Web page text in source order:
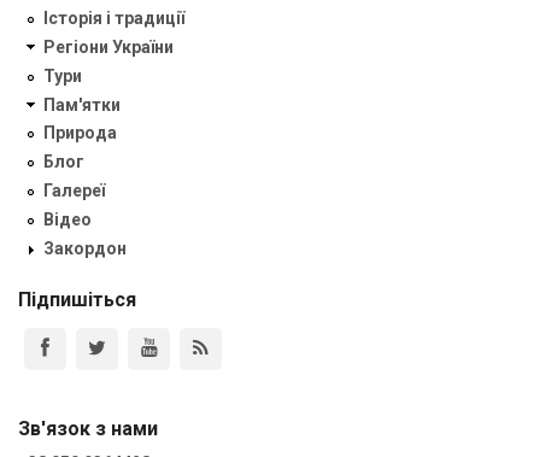
Історія і традиції
Регіони України
Тури
Пам'ятки
Природа
Блог
Галереї
Відео
Закордон
Підпишіться
Зв'язок з нами